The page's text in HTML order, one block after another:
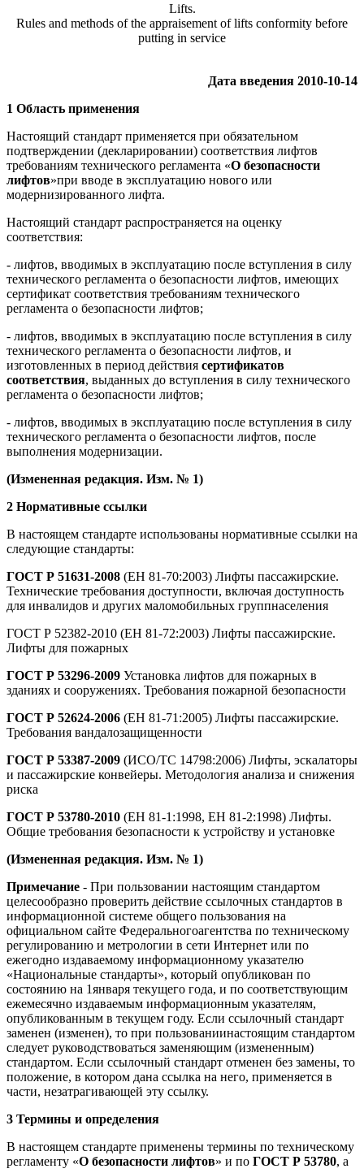
Lifts.
Rules and methods of the appraisement of lifts conformity before
putting in service
Дата введения 2010-10-14
1 Область применения
Настоящий стандарт применяется при обязательном
подтверждении (декларировании) соответствия лифтов
требованиям технического регламента «О безопасности
лифтов»при вводе в эксплуатацию нового или
модернизированного лифта.
Настоящий стандарт распространяется на оценку
соответствия:
- лифтов, вводимых в эксплуатацию после вступления в силу
технического регламента о безопасности лифтов, имеющих
сертификат соответствия требованиям технического
регламента о безопасности лифтов;
- лифтов, вводимых в эксплуатацию после вступления в силу
технического регламента о безопасности лифтов, и
изготовленных в период действия сертификатов
соответствия, выданных до вступления в силу технического
регламента о безопасности лифтов;
- лифтов, вводимых в эксплуатацию после вступления в силу
технического регламента о безопасности лифтов, после
выполнения модернизации.
(Измененная редакция. Изм. № 1)
2 Нормативные ссылки
В настоящем стандарте использованы нормативные ссылки на
следующие стандарты:
ГОСТ Р 51631-2008 (ЕН 81-70:2003) Лифты пассажирские.
Технические требования доступности, включая доступность
для инвалидов и других маломобильных группнаселения
ГОСТ Р 52382-2010 (ЕН 81-72:2003) Лифты пассажирские.
Лифты для пожарных
ГОСТ Р 53296-2009 Установка лифтов для пожарных в
зданиях и сооружениях. Требования пожарной безопасности
ГОСТ Р 52624-2006 (ЕН 81-71:2005) Лифты пассажирские.
Требования вандалозащищенности
ГОСТ Р 53387-2009 (ИСО/ТС 14798:2006) Лифты, эскалаторы
и пассажирские конвейеры. Методология анализа и снижения
риска
ГОСТ Р 53780-2010 (ЕН 81-1:1998, ЕН 81-2:1998) Лифты.
Общие требования безопасности к устройству и установке
(Измененная редакция. Изм. № 1)
Примечание - При пользовании настоящим стандартом
целесообразно проверить действие ссылочных стандартов в
информационной системе общего пользования на
официальном сайте Федеральногоагентства по техническому
регулированию и метрологии в сети Интернет или по
ежегодно издаваемому информационному указателю
«Национальные стандарты», который опубликован по
состоянию на 1января текущего года, и по соответствующим
ежемесячно издаваемым информационным указателям,
опубликованным в текущем году. Если ссылочный стандарт
заменен (изменен), то при пользованиинастоящим стандартом
следует руководствоваться заменяющим (измененным)
стандартом. Если ссылочный стандарт отменен без замены, то
положение, в котором дана ссылка на него, применяется в
части, незатрагивающей эту ссылку.
3 Термины и определения
В настоящем стандарте применены термины по техническому
регламенту «О безопасности лифтов» и по ГОСТ Р 53780, а